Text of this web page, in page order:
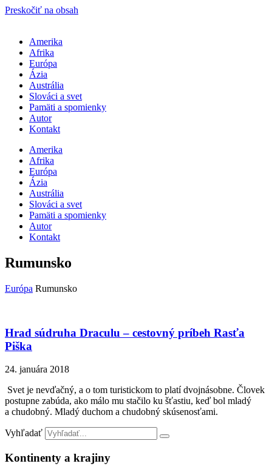
Preskočiť na obsah
Amerika
Afrika
Európa
Ázia
Austrália
Slováci a svet
Pamäti a spomienky
Autor
Kontakt
Amerika
Afrika
Európa
Ázia
Austrália
Slováci a svet
Pamäti a spomienky
Autor
Kontakt
Rumunsko
Európa Rumunsko
Hrad súdruha Draculu – cestovný príbeh Rasťa
Piška
24. januára 2018
Svet je nevďačný, a o tom turistickom to platí dvojnásobne. Človek
postupne zabúda, ako málo mu stačilo ku šťastiu, keď bol mladý
a chudobný. Mladý duchom a chudobný skúsenosťami.
Vyhľadať
Kontinenty a krajiny